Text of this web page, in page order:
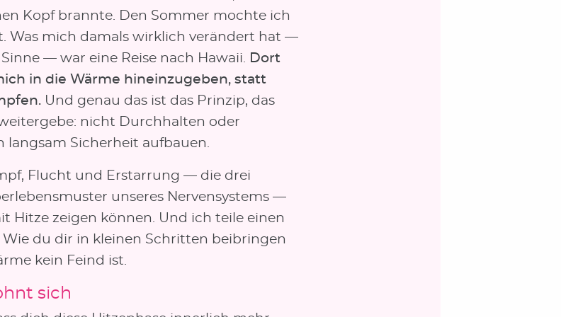
Kopf brannte. Den Sommer mochte ich
Was mich damals wirklich verändert hat —
— war eine Reise nach Hawaii. Dort
in die Wärme hineinzugeben, statt
Und genau das ist das Prinzip, das
nicht Durchhalten oder
langsam Sicherheit aufbauen.
Flucht und Erstarrung — die drei
unseres Nervensystems —
Hitze zeigen können. Und ich teile einen
Wie du dir in kleinen Schritten beibringen
kein Feind ist.
sich